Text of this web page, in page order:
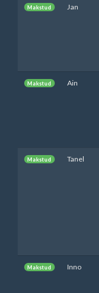
Makstud Jan
Makstud Ain
Makstud Tanel
Makstud Inno